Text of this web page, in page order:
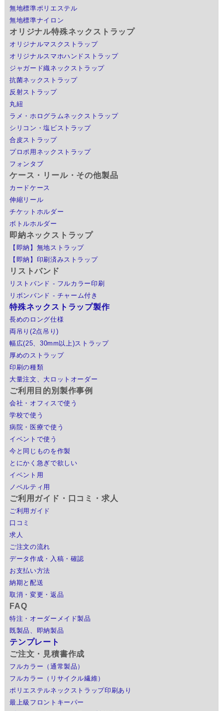
無地標準ポリエステル
無地標準ナイロン
オリジナル特殊ネックストラップ
オリジナルマスクストラップ
オリジナルスマホハンドストラップ
ジャガード織ネックストラップ
抗菌ネックストラップ
反射ストラップ
丸紐
ラメ・ホログラムネックストラップ
シリコン・塩ビストラップ
合皮ストラップ
プロポ用ネックストラップ
フォンタブ
ケース・リール・その他製品
カードケース
伸縮リール
チケットホルダー
ボトルホルダー
即納ネックストラップ
【即納】無地ストラップ
【即納】印刷済みストラップ
リストバンド
リストバンド - フルカラー印刷
リボンバンド - チャーム付き
特殊ネックストラップ製作
長めのロング仕様
両吊り(2点吊り)
幅広(25、30mm以上)ストラップ
厚めのストラップ
印刷の種類
大量注文、大ロットオーダー
ご利用目的別製作事例
会社・オフィスで使う
学校で使う
病院・医療で使う
イベントで使う
今と同じものを作製
とにかく急ぎで欲しい
イベント用
ノベルティ用
ご利用ガイド・口コミ・求人
ご利用ガイド
口コミ
求人
ご注文の流れ
データ作成・入稿・確認
お支払い方法
納期と配送
取消・変更・返品
FAQ
特注・オーダーメイド製品
既製品、即納製品
テンプレート
ご注文・見積書作成
フルカラー（通常製品）
フルカラー（リサイクル繊維）
ポリエステルネックストラップ印刷あり
最上級フロントキーパー